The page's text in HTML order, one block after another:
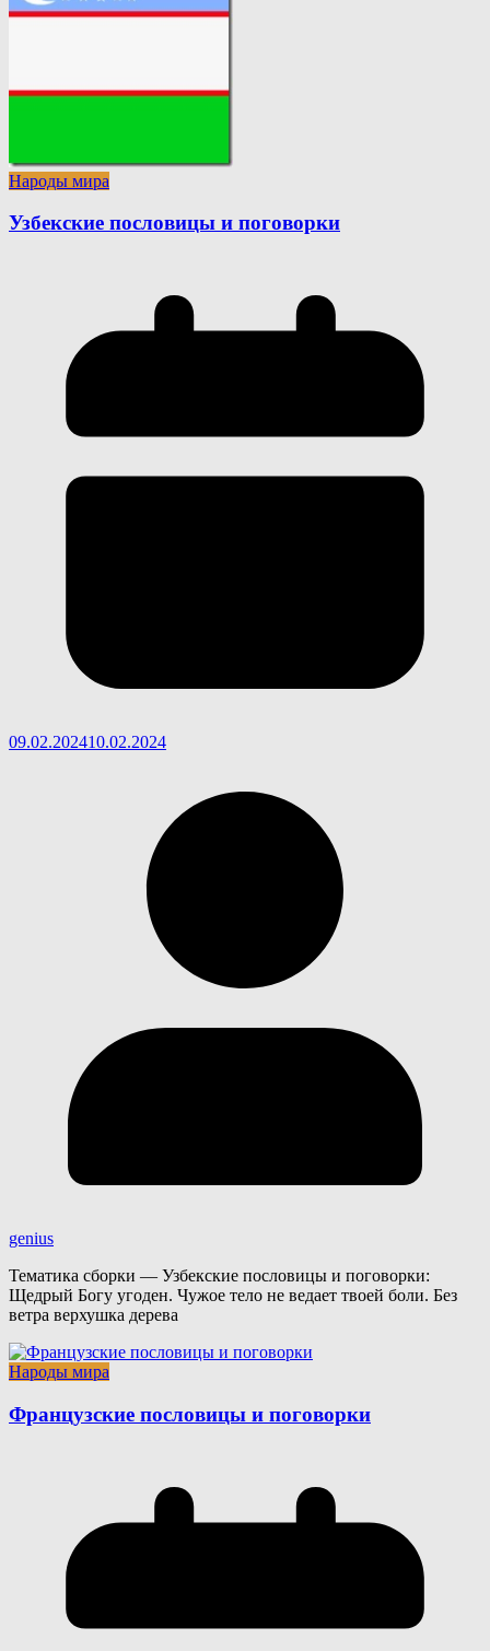
Народы мира
Узбекские пословицы и поговорки
09.02.202410.02.2024
genius
Тематика сборки — Узбекские пословицы и поговорки:
Щедрый Богу угоден. Чужое тело не ведает твоей боли. Без
ветра верхушка дерева
Народы мира
Французские пословицы и поговорки